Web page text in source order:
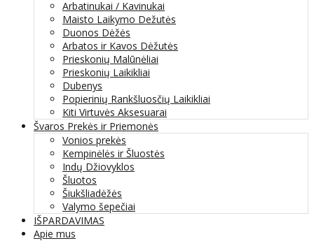
Arbatinukai / Kavinukai
Maisto Laikymo Dežutės
Duonos Dėžės
Arbatos ir Kavos Dėžutės
Prieskonių Malūnėliai
Prieskonių Laikikliai
Dubenys
Popierinių Rankšluosčių Laikikliai
Kiti Virtuvės Aksesuarai
Švaros Prekės ir Priemonės
Vonios prekės
Kempinėlės ir Šluostės
Indų Džiovyklos
Šluotos
Šiukšliadėžės
Valymo šepečiai
IŠPARDAVIMAS
Apie mus